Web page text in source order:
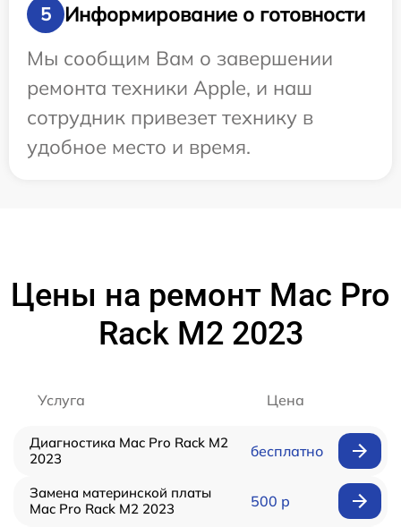
5
Информирование о готовности
Мы сообщим Вам о завершении
ремонта техники Apple, и наш
сотрудник привезет технику в
удобное место и время.
Цены на ремонт Mac Pro
Rack M2 2023
Услуга Цена
Диагностика Mac Pro Rack M2
2023
бесплатно
Замена материнской платы
Mac Pro Rack M2 2023
500 р